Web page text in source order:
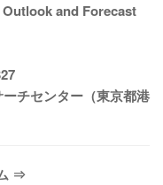
and Forecast
チセンター（東京都港
⇒